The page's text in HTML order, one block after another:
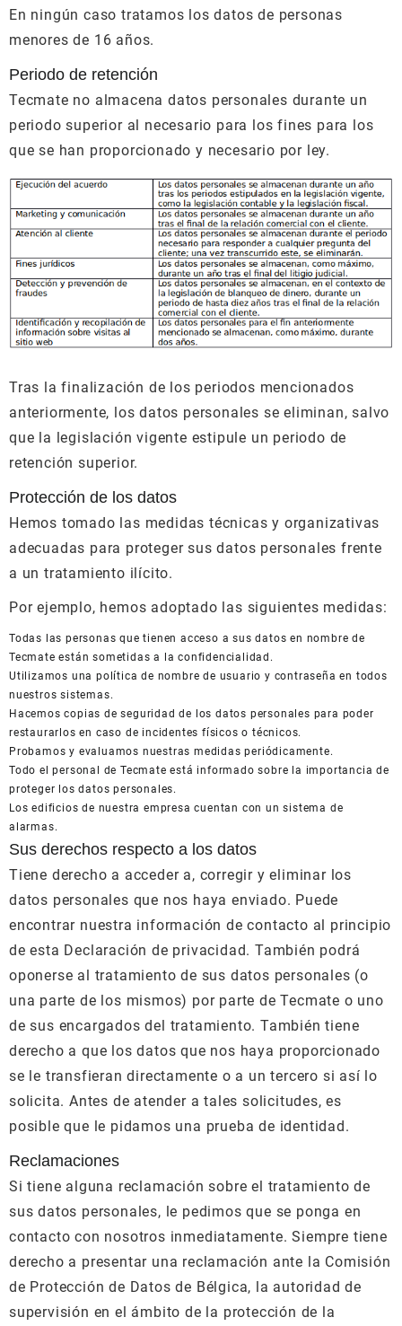
En ningún caso tratamos los datos de personas
menores de 16 años.
Periodo de retención
Tecmate no almacena datos personales durante un
periodo superior al necesario para los fines para los
que se han proporcionado y necesario por ley.
Tras la finalización de los periodos mencionados
anteriormente, los datos personales se eliminan, salvo
que la legislación vigente estipule un periodo de
retención superior.
Protección de los datos
Hemos tomado las medidas técnicas y organizativas
adecuadas para proteger sus datos personales frente
a un tratamiento ilícito.
Por ejemplo, hemos adoptado las siguientes medidas:
Todas las personas que tienen acceso a sus datos en nombre de
Tecmate están sometidas a la confidencialidad.
Utilizamos una política de nombre de usuario y contraseña en todos
nuestros sistemas.
Hacemos copias de seguridad de los datos personales para poder
restaurarlos en caso de incidentes físicos o técnicos.
Probamos y evaluamos nuestras medidas periódicamente.
Todo el personal de Tecmate está informado sobre la importancia de
proteger los datos personales.
Los edificios de nuestra empresa cuentan con un sistema de
alarmas.
Sus derechos respecto a los datos
Tiene derecho a acceder a, corregir y eliminar los
datos personales que nos haya enviado. Puede
encontrar nuestra información de contacto al principio
de esta Declaración de privacidad. También podrá
oponerse al tratamiento de sus datos personales (o
una parte de los mismos) por parte de Tecmate o uno
de sus encargados del tratamiento. También tiene
derecho a que los datos que nos haya proporcionado
se le transfieran directamente o a un tercero si así lo
solicita. Antes de atender a tales solicitudes, es
posible que le pidamos una prueba de identidad.
Reclamaciones
Si tiene alguna reclamación sobre el tratamiento de
sus datos personales, le pedimos que se ponga en
contacto con nosotros inmediatamente. Siempre tiene
derecho a presentar una reclamación ante la Comisión
de Protección de Datos de Bélgica, la autoridad de
supervisión en el ámbito de la protección de la